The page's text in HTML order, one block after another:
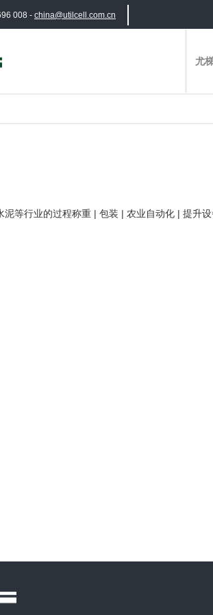
008 - china@utilcell.com.cn
尤
泥等行业的过程称重 | 包装 | 农业自动化 | 提升